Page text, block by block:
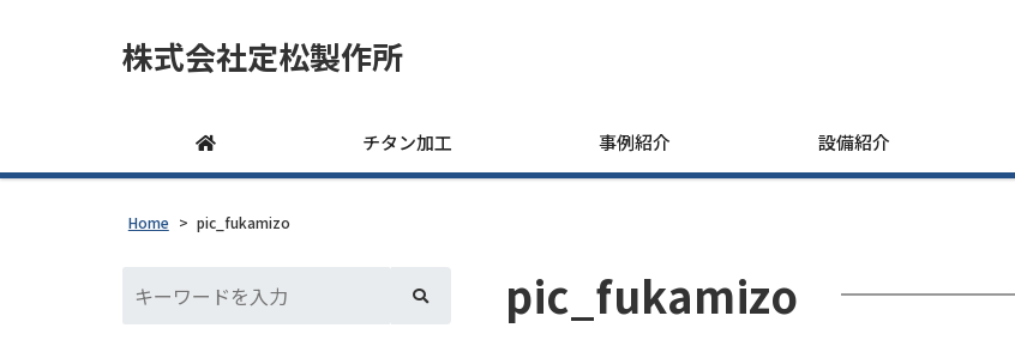
株式会社定松製作所
チタン加工 事例紹介 設備紹介
Home > pic_fukamizo
pic_fukamizo